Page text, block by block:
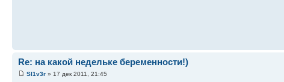
Re: на какой недельке беременности!)
Sl1v3r » 17 дек 2011, 21:45